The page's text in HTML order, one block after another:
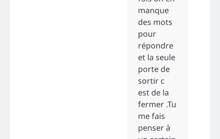
manque
des mots
pour
répondre
et la seule
porte de
sortir c
est de la
fermer .Tu
me fais
penser à